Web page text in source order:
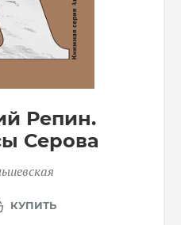
Репин.
Серова
КУПИТЬ